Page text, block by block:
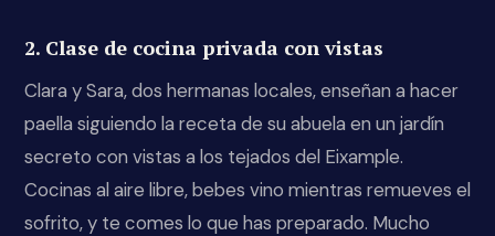
2. Clase de cocina privada con vistas
Clara y Sara, dos hermanas locales, enseñan a hacer
paella siguiendo la receta de su abuela en un jardín
secreto con vistas a los tejados del Eixample.
Cocinas al aire libre, bebes vino mientras remueves el
sofrito, y te comes lo que has preparado. Mucho